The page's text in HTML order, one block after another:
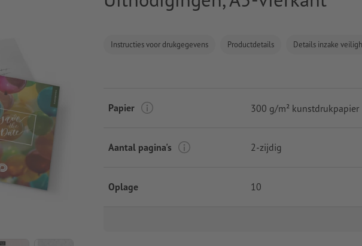
Instructies voor drukgegevens Productdetails Details inzake
Papier 300 g/m² kunstdrukpapier
Aantal pagina's 2-zijdig
Oplage 10